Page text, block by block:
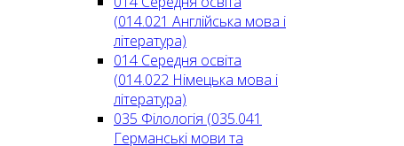
(014.021 Англійська мова і
література)
014 Середня освіта
(014.022 Німецька мова і
література)
035 Філологія (035.041
Германські мови та